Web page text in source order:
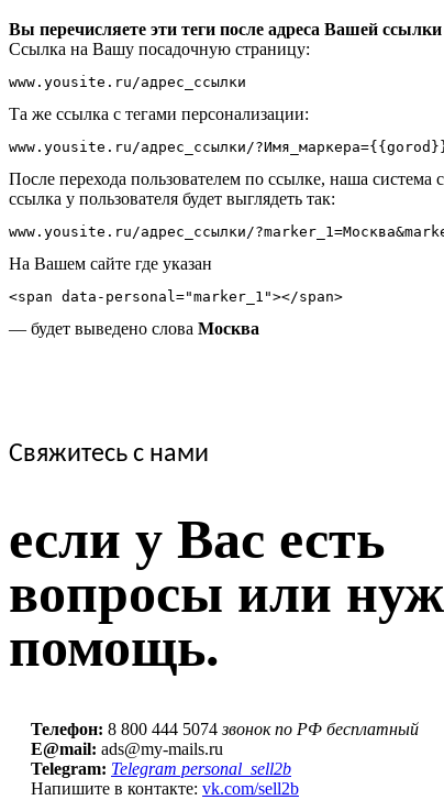
Вы перечисляете эти теги после адреса Вашей
Ссылка на Вашу посадочную страницу:
www.yousite.ru/адрес_ссылки
Та же ссылка с тегами персонализации:
www.yousite.ru/адрес_ссылки/
После перехода пользователем по ссылке, наша
ссылка у пользователя будет выглядеть так:
www.yousite.ru/адрес_ссылки/
На Вашем сайте где указан
<span data-personal="marker_1"></span>
— будет выведено слова Москва
Свяжитесь с нами
если у Вас есть
вопросы или
помощь.
Телефон: 8 800 444 5074звонок по РФ бесплатный
E@mail: ads@my-mails.ru
Telegram: Telegram personal_sell2b
Напишите в контакте: vk.com/sell2b